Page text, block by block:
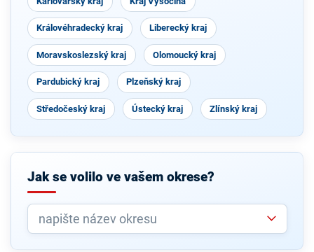
Královéhradecký kraj Liberecký kraj
Moravskoslezský kraj Olomoucký kraj
Pardubický kraj Plzeňský kraj
Středočeský kraj Ústecký kraj Zlínský kraj
Jak se volilo ve vašem okrese?